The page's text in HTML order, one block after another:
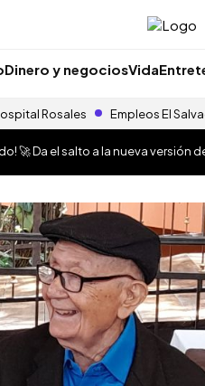
Dinero y negociosVida
Rosales Empleos El
🚀 Da el salto a la nueva versión